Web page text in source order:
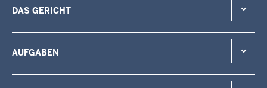
DAS GERICHT
AUFGABEN